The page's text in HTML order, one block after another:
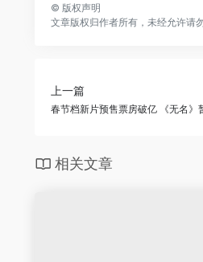
© 版权声明
文章版权归作者所有，未经允许请勿
上一篇
春节档新片预售票房破亿 《无名》
相关文章